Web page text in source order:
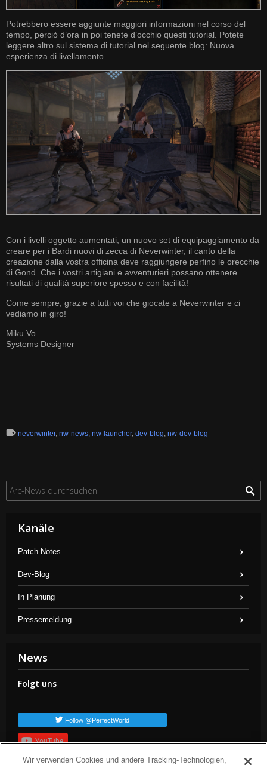
Potrebbero essere aggiunte maggiori informazioni nel corso del
tempo, perciò d’ora in poi tenete d’occhio questi tutorial. Potete
leggere altro sul sistema di tutorial nel seguente blog: Nuova
esperienza di livellamento
Con i livelli oggetto aumentati, un nuovo set di equipaggiamento da
creare per i Bardi nuovi di zecca di Neverwinter, il canto della
creazione dalla vostra officina deve raggiungere perfino le orecchie
di Gond. Che i vostri artigiani e avventurieri possano ottenere
risultati di qualità superiore spesso e con facilità!
Come sempre, grazie a tutti voi che giocate a Neverwinter e ci
vediamo in giro!
Miku Vo
Systems Designer
neverwinter, nw-news nw-launcher, dev-blog nw-dev-blog
Kanäle
Patch Notes
Dev-Blog
In Planung
Pressemeldung
News
Folgt uns
Follow @PerfectWorld
YouTube
Anmelden
Wir verwenden Cookies und andere Tracking-Technologien,